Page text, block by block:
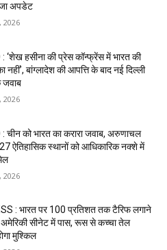
अपडेट
2026
‘शेख हसीना की प्रेस कॉन्फ्रेंस में भारत की
नहीं’, बांग्लादेश की आपत्ति के बाद नई दिल्ली
जवाब
2026
चीन को भारत का करारा जवाब, अरुणाचल
ऐतिहासिक स्थानों को आधिकारिक नक्शे में
2026
: भारत पर 100 प्रतिशत तक टैरिफ लगाने
अमेरिकी सीनेट में पास, रूस से कच्चा तेल
मुश्किल